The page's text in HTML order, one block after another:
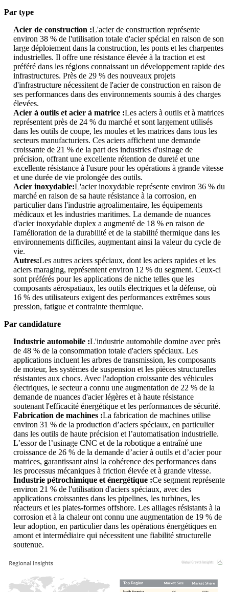
Par type
Acier de construction :L'acier de construction représente
environ 38 % de l'utilisation totale d'acier spécial en raison de son
large déploiement dans la construction, les ponts et les charpentes
industrielles. Il offre une résistance élevée à la traction et est
préféré dans les régions connaissant un développement rapide des
infrastructures. Près de 29 % des nouveaux projets
d'infrastructure nécessitent de l'acier de construction en raison de
ses performances dans des environnements soumis à des charges
élevées.
Acier à outils et acier à matrice :Les aciers à outils et à matrices
représentent près de 24 % du marché et sont largement utilisés
dans les outils de coupe, les moules et les matrices dans tous les
secteurs manufacturiers. Ces aciers affichent une demande
croissante de 21 % de la part des industries d'usinage de
précision, offrant une excellente rétention de dureté et une
excellente résistance à l'usure pour les opérations à grande vitesse
et une durée de vie prolongée des outils.
Acier inoxydable:L'acier inoxydable représente environ 36 % du
marché en raison de sa haute résistance à la corrosion, en
particulier dans l'industrie agroalimentaire, les équipements
médicaux et les industries maritimes. La demande de nuances
d'acier inoxydable duplex a augmenté de 18 % en raison de
l'amélioration de la durabilité et de la stabilité thermique dans les
environnements difficiles, augmentant ainsi la valeur du cycle de
vie.
Autres:Les autres aciers spéciaux, dont les aciers rapides et les
aciers maraging, représentent environ 12 % du segment. Ceux-ci
sont préférés pour les applications de niche telles que les
composants aérospatiaux, les outils électriques et la défense, où
16 % des utilisateurs exigent des performances extrêmes sous
pression, fatigue et contrainte thermique.
Par candidature
Industrie automobile :L'industrie automobile domine avec près
de 48 % de la consommation totale d'aciers spéciaux. Les
applications incluent les arbres de transmission, les composants
de moteur, les systèmes de suspension et les pièces structurelles
résistantes aux chocs. Avec l'adoption croissante des véhicules
électriques, le secteur a connu une augmentation de 22 % de la
demande de nuances d'acier légères et à haute résistance
soutenant l'efficacité énergétique et les performances de sécurité.
Fabrication de machines :La fabrication de machines utilise
environ 31 % de la production d’aciers spéciaux, en particulier
dans les outils de haute précision et l’automatisation industrielle.
L’essor de l’usinage CNC et de la robotique a entraîné une
croissance de 26 % de la demande d’acier à outils et d’acier pour
matrices, garantissant ainsi la cohérence des performances dans
les processus mécaniques à friction élevée et à grande vitesse.
Industrie pétrochimique et énergétique :Ce segment représente
environ 21 % de l'utilisation d'aciers spéciaux, avec des
applications croissantes dans les pipelines, les turbines, les
réacteurs et les plates-formes offshore. Les alliages résistants à la
corrosion et à la chaleur ont connu une augmentation de 19 % de
leur adoption, en particulier dans les opérations énergétiques en
amont et intermédiaire qui nécessitent une fiabilité structurelle
soutenue.